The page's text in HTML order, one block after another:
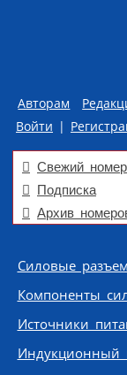
Авторам
Войти |
Свежий номер
Подписка
Архив
Skip to content
Силовые
Компоненты
Источники
Индукционный